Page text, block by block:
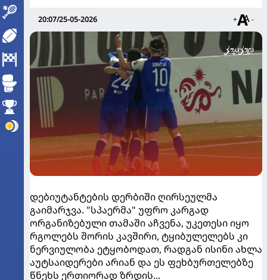
20:07/25-05-2026 + -
დებიუტანტების დერბიში ღირსეულმა
გაიმარჯვა. "სპაერმა" უფრო კარგად
ორგანიზებული თამაში აჩვენა, უკეთესი იყო
რგოლებს შორის კავშირი, ტყიბულელებს კი
ნერვიულობა ეტყობოდათ, რადგან ისინი ახლა
აუტსაიდერები არიან და ეს ფეხბურთელებზე
წნეხს ერთიორად ზრდის...